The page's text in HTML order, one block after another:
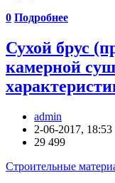
0 Подробнее
Сухой брус
камерной
admin
2-06-2017, 18:53
29 499
Строительные